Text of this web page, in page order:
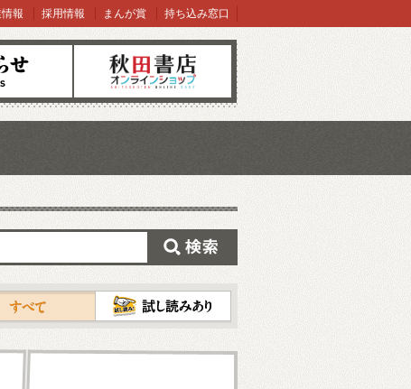
オンラインショップ
報 採用情報 まんが賞 持ち込み窓口